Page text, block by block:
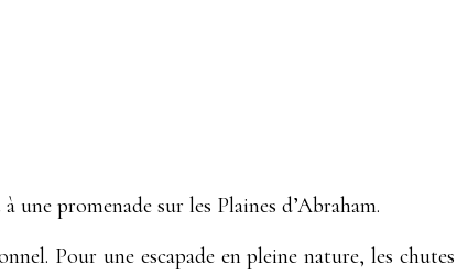
promenade sur les Plaines d’Abraham.
Pour une escapade en pleine nature, les chutes